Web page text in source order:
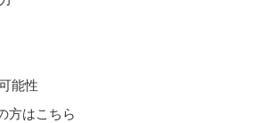
能性
方はこちら